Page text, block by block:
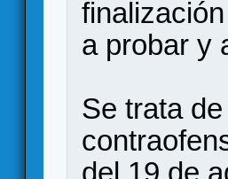
a probar y
Se trata